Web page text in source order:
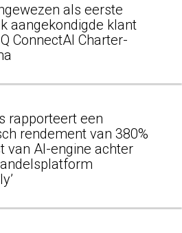
als eerste
aangekondigde klant
ConnectAI Charter-
rapporteert een
rendement van 380%
van AI-engine achter